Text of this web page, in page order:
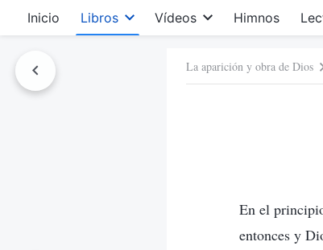
Inicio Libros Vídeos Himnos
La aparición y obra de Dios
En el
entonces y